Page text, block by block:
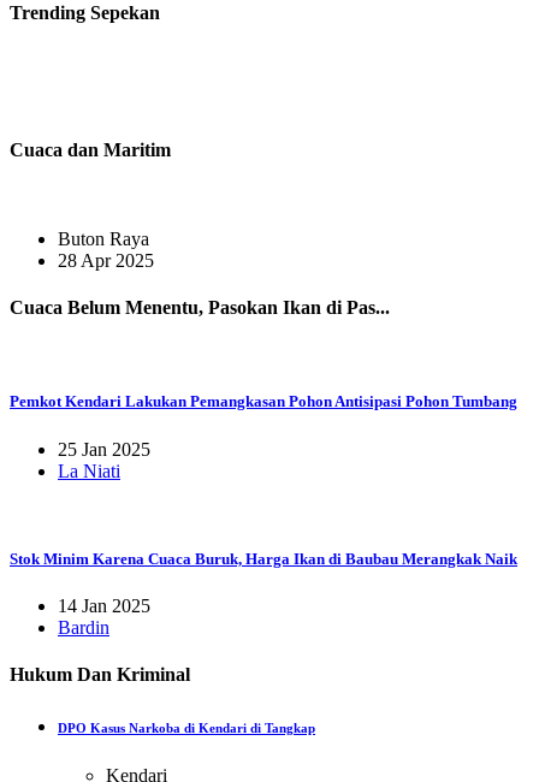
Trending Sepekan
Cuaca dan Maritim
Buton Raya
28 Apr 2025
Cuaca Belum Menentu, Pasokan Ikan di Pas...
Pemkot Kendari Lakukan Pemangkasan Pohon Antisipasi Pohon Tumbang
25 Jan 2025
La Niati
Stok Minim Karena Cuaca Buruk, Harga Ikan di Baubau Merangkak Naik
14 Jan 2025
Bardin
Hukum Dan Kriminal
DPO Kasus Narkoba di Kendari di Tangkap
Kendari